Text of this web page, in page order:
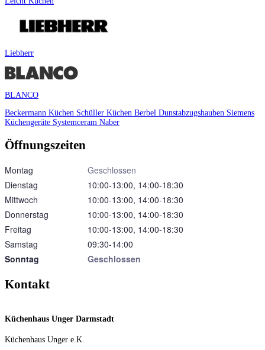
Liebherr
BLANCO
Beckermann Küchen Schüller Küchen Berbel Dunstabzugshauben Siemens
Küchengeräte Systemceram Naber
Öffnungszeiten
Montag
Geschlossen
Dienstag
10:00‑13:00, 14:00‑18:30
Mittwoch
10:00‑13:00, 14:00‑18:30
Donnerstag
10:00‑13:00, 14:00‑18:30
Freitag
10:00‑13:00, 14:00‑18:30
Samstag
09:30‑14:00
Sonntag
Geschlossen
Kontakt
Küchenhaus Unger Darmstadt
Küchenhaus Unger e.K.